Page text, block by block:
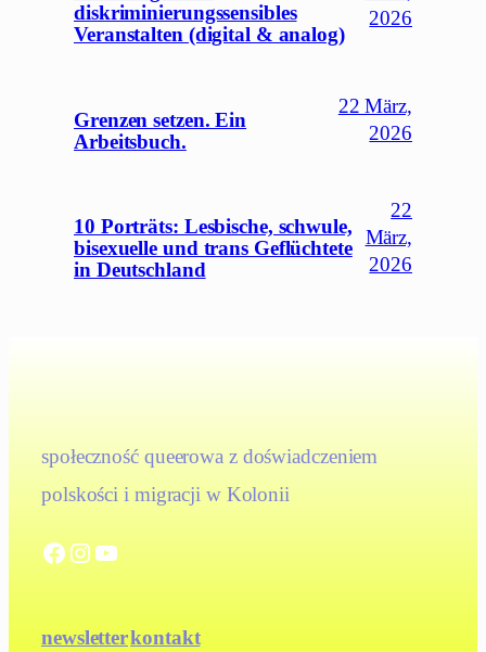
diskriminierungssensibles
Veranstalten (digital & analog)
2026
Grenzen setzen. Ein
Arbeitsbuch.
22 März,
2026
10 Porträts: Lesbische, schwule,
bisexuelle und trans Geflüchtete
in Deutschland
22
März,
2026
społeczność queerowa z doświadczeniem
polskości i migracji w Kolonii
Facebook Instagram YouTube
newsletterkontakt